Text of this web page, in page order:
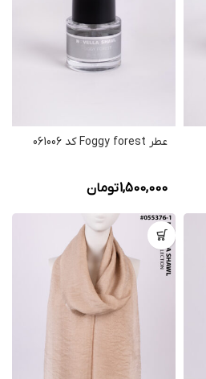
عطر Foggy forest کد 061006
1,500,000تومان